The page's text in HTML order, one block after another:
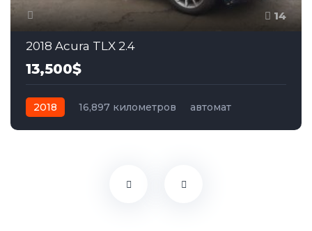
14
2018 Acura TLX 2.4
13,500$
2018 16,897 километров
автомат